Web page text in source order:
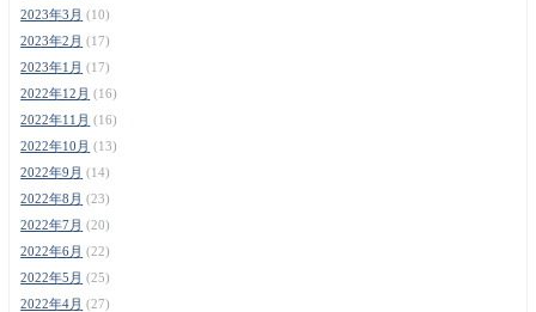
2023年3月 (10)
2023年2月 (17)
2023年1月 (17)
2022年12月 (16)
2022年11月 (16)
2022年10月 (13)
2022年9月 (14)
2022年8月 (23)
2022年7月 (20)
2022年6月 (22)
2022年5月 (25)
2022年4月 (27)